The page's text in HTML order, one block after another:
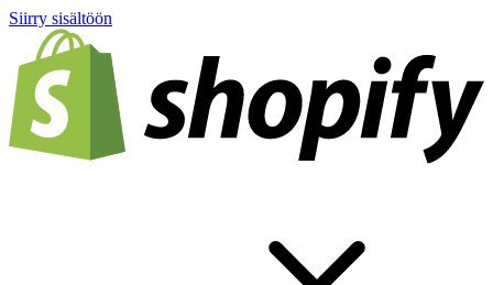
Siirry sisältöön